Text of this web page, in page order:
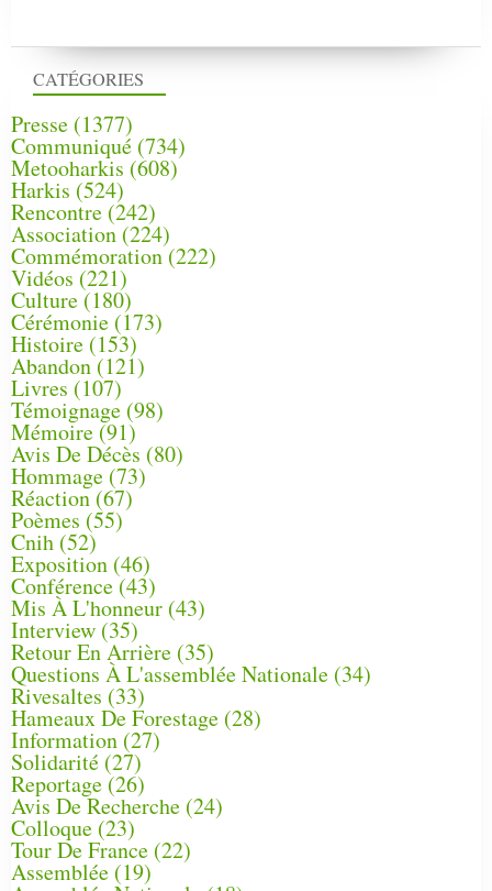
CATÉGORIES
Presse (1377)
Communiqué (734)
Metooharkis (608)
Harkis (524)
Rencontre (242)
Association (224)
Commémoration(222)
Vidéos (221)
Culture(180)
Cérémonie (173)
Histoire (153)
Abandon(121)
Livres (107)
Témoignage (98)
Mémoire (91)
Avis De Décès (80)
Hommage (73)
Réaction(67)
Poèmes (55)
Cnih (52)
Exposition (46)
Conférence(43)
Mis À L'honneur (43)
Interview (35)
Retour En Arrière (35)
Questions À L'assemblée Nationale (34)
Rivesaltes (33)
Hameaux De Forestage (28)
Information (27)
Solidarité (27)
Reportage(26)
Avis De Recherche (24)
Colloque (23)
Tour De France (22)
Assemblée (19)